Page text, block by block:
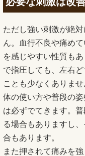
ただし強い刺激が絶
ん。血行不良や痛め
を感じやすい性質も
で指圧しても、左右
ことも少なくありませ
体の使い方や普段の
は必ずでてきます。
る場合もありますし
合もあります。
また押されて痛みを